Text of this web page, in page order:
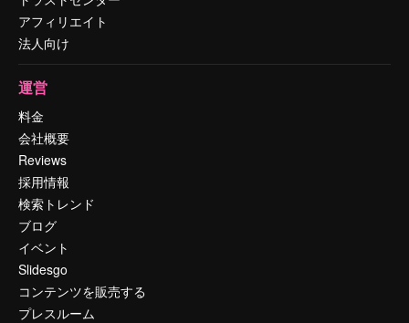
アフィリエイト
法人向け
運営
料金
会社概要
Reviews
採用情報
検索トレンド
ブログ
イベント
Slidesgo
コンテンツを販売する
プレスルーム